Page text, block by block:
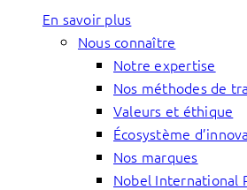
En savoir plus
Nous connaître
Notre expertise
Nos méthodes de
Valeurs et éthique
Écosystème
Nos marques
Nobel International